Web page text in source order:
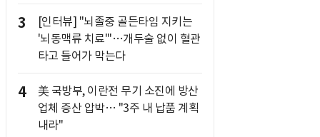
3
[인터뷰] "뇌졸중 골든타임 지키는
'뇌동맥류 치료'"…개두술 없이 혈관
타고 들어가 막는다
4
美 국방부, 이란전 무기 소진에 방산
업체 증산 압박… "3주 내 납품 계획
내라"